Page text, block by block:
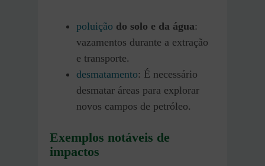
poluição do solo e da água:
vazamentos durante a extração
e transporte.
desmatamento: É necessário
desmatar áreas para explorar
novos campos de petróleo.
Exemplos notáveis de
impactos